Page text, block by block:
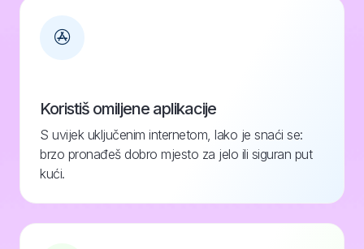
Koristiš omiljene aplikacije
S uvijek uključenim internetom, lako je snaći se:
brzo pronađeš dobro mjesto za jelo ili siguran put
kući.